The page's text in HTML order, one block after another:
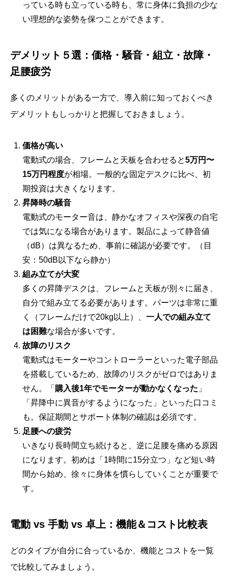
っている時も立っている時も、常に身体に負担の少な
い理想的な姿勢を保つことができます。
デメリット５選：価格・騒音・組立・故障・
足腰疲労
多くのメリットがある一方で、導入前に知っておくべき
デメリットもしっかりと把握しておきましょう。
価格が高い
電動式の場合、フレームと天板を合わせると5万円〜
15万円程度が相場。一般的な固定デスクに比べ、初
期投資は大きくなります。
昇降時の騒音
電動式のモーター音は、静かなオフィスや深夜の自宅
では気になる場合があります。製品によって静音値
（dB）は異なるため、事前に確認が必要です。（目
安：50dB以下なら静か）
組み立てが大変
多くの昇降デスクは、フレームと天板が別々に届き、
自分で組み立てる必要があります。パーツは非常に重
く（フレームだけで20kg以上）、 一人での組み立て
は困難な場合が多いです。
故障のリスク
電動式はモーターやコントローラーといった電子部品
を搭載しているため、故障のリスクがゼロではありま
せん。「 購入後1年でモーターが動かなくなった 」
「昇降中に異音がするようになった」といった口コミ
も。保証期間とサポート体制の確認は必須です。
足腰への疲労
いきなり長時間立ち続けると、逆に足腰を痛める原因
になります。初めは「1時間に15分立つ」など短い時
間から始め、徐々に身体を慣らしていくことが重要で
す。
電動 vs 手動 vs 卓上：機能＆コスト比較表
どのタイプが自分に合っているか、機能とコストを一覧
で比較してみましょう。